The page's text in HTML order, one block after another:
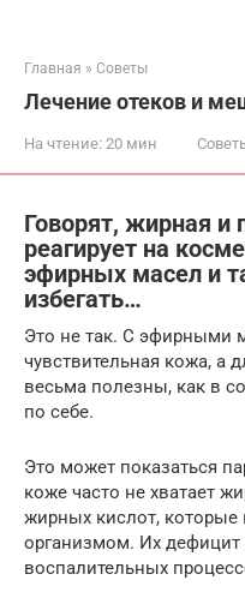
Главная » Советы
Лечение отеков и
На чтение: 20 мин
Говорят, жирная и
реагирует на
эфирных масел и
избегать…
Это не так. С эфирными
чувствительная кожа, а
весьма полезны, как в
по себе.
Это может показаться
коже часто не хватает
жирных кислот, которые
организмом. Их
воспалительных